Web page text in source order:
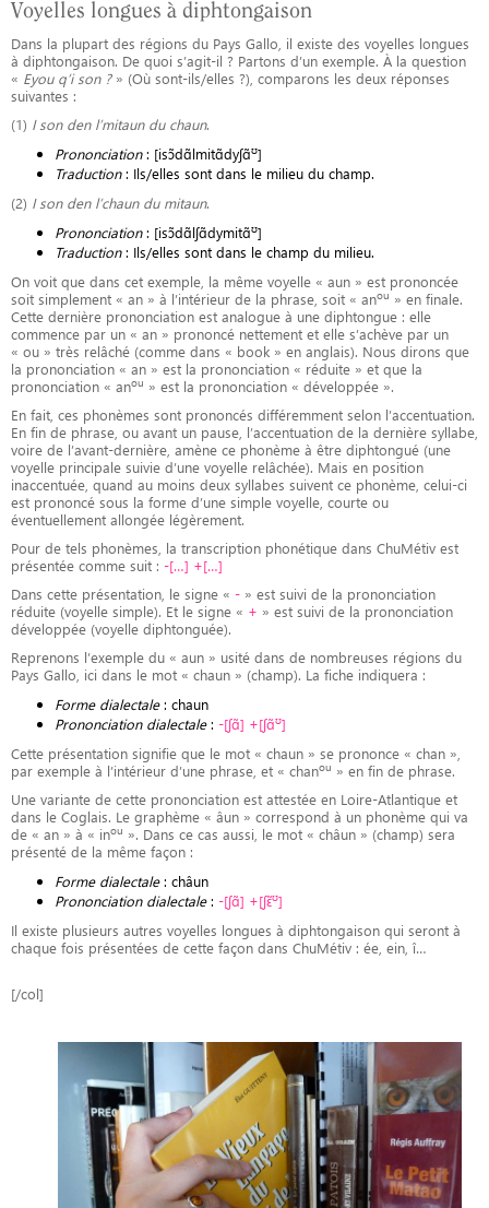
Voyelles longues à diphtongaison
Dans la plupart des régions du Pays Gallo, il existe des voyelles longues
à diphtongaison. De quoi s’agit-il ? Partons d’un exemple. À la question
« Eyou q’i son ?» (Où sont-ils/elles ?), comparons les deux réponses
suivantes :
(1) I son den l’mitaun du chaun.
Prononciation: [isɔ̃dɑ̃lmitɑ̃dyʃɑ̃ʊ]
Traduction: Ils/elles sont dans le milieu du champ.
(2) I son den l’chaun du mitaun.
Prononciation: [isɔ̃dɑ̃lʃɑ̃dymitɑ̃ʊ]
Traduction: Ils/elles sont dans le champ du milieu.
On voit que dans cet exemple, la même voyelle « aun » est prononcée
soit simplement « an » à l’intérieur de la phrase, soit « anou » en finale.
Cette dernière prononciation est analogue à une diphtongue : elle
commence par un « an » prononcé nettement et elle s’achève par un
« ou » très relâché (comme dans « book » en anglais). Nous dirons que
la prononciation « an » est la prononciation « réduite » et que la
prononciation « anou » est la prononciation « développée ».
En fait, ces phonèmes sont prononcés différemment selon l’accentuation.
En fin de phrase, ou avant un pause, l’accentuation de la dernière syllabe,
voire de l’avant-dernière, amène ce phonème à être diphtongué (une
voyelle principale suivie d’une voyelle relâchée). Mais en position
inaccentuée, quand au moins deux syllabes suivent ce phonème, celui-ci
est prononcé sous la forme d’une simple voyelle, courte ou
éventuellement allongée légèrement.
Pour de tels phonèmes, la transcription phonétique dans ChuMétiv est
présentée comme suit : -[…] +[…]
Dans cette présentation, le signe « - » est suivi de la prononciation
réduite (voyelle simple). Et le signe « + » est suivi de la prononciation
développée (voyelle diphtonguée).
Reprenons l’exemple du « aun » usité dans de nombreuses régions du
Pays Gallo, ici dans le mot « chaun » (champ). La fiche indiquera :
Forme dialectale: chaun
Prononciation dialectale: -[ʃɑ̃] +[ʃɑ̃ʊ]
Cette présentation signifie que le mot « chaun » se prononce « chan »,
par exemple à l’intérieur d’une phrase, et « chanou » en fin de phrase.
Une variante de cette prononciation est attestée en Loire-Atlantique et
dans le Coglais. Le graphème « âun » correspond à un phonème qui va
de « an » à « inou ». Dans ce cas aussi, le mot « châun » (champ) sera
présenté de la même façon :
Forme dialectale: châun
Prononciation dialectale: -[ʃɑ̃] +[ʃɛ̃ʊ]
Il existe plusieurs autres voyelles longues à diphtongaison qui seront à
chaque fois présentées de cette façon dans ChuMétiv : ée, ein, î…
[/col]